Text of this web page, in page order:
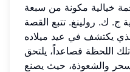
خيالية مكونة من سبعة
ج. ك. رولينغ. تتبع القصة
يكتشف في عيد ميلاده
اللحظة فصاعداً، يلتحق
والشعوذة، حيث يصنع